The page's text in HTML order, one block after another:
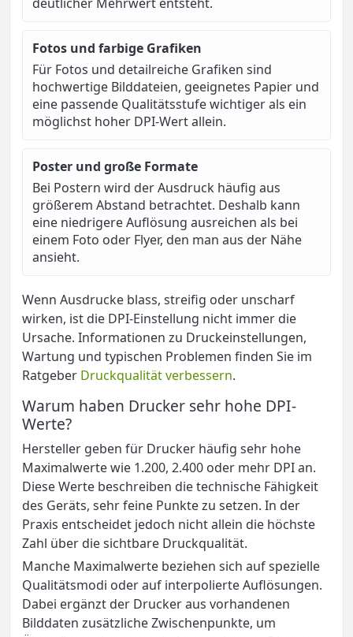
Fotos und farbige Grafiken
Für Fotos und detailreiche Grafiken sind
hochwertige Bilddateien, geeignetes Papier und
eine passende Qualitätsstufe wichtiger als ein
möglichst hoher DPI-Wert allein.
Poster und große Formate
Bei Postern wird der Ausdruck häufig aus
größerem Abstand betrachtet. Deshalb kann
eine niedrigere Auflösung ausreichen als bei
einem Foto oder Flyer, den man aus der Nähe
ansieht.
Wenn Ausdrucke blass, streifig oder unscharf
wirken, ist die DPI-Einstellung nicht immer die
Ursache. Informationen zu Druckeinstellungen,
Wartung und typischen Problemen finden Sie im
Ratgeber Druckqualität verbessern.
Warum haben Drucker sehr hohe DPI-
Werte?
Hersteller geben für Drucker häufig sehr hohe
Maximalwerte wie 1.200, 2.400 oder mehr DPI an.
Diese Werte beschreiben die technische Fähigkeit
des Geräts, sehr feine Punkte zu setzen. In der
Praxis entscheidet jedoch nicht allein die höchste
Zahl über die sichtbare Druckqualität.
Manche Maximalwerte beziehen sich auf spezielle
Qualitätsmodi oder auf interpolierte Auflösungen.
Dabei ergänzt der Drucker aus vorhandenen
Bilddaten zusätzliche Zwischenpunkte, um